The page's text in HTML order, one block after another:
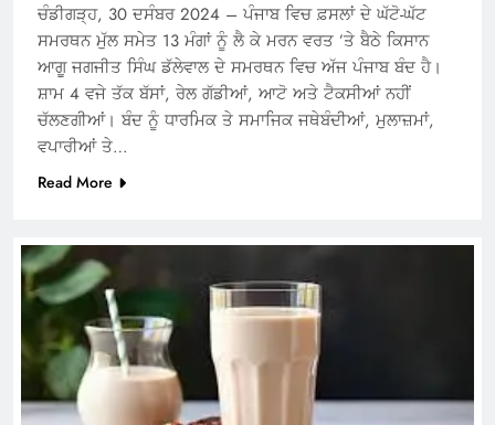
ਚੰਡੀਗੜ੍ਹ, 30 ਦਸੰਬਰ 2024 – ਪੰਜਾਬ ਵਿਚ ਫ਼ਸਲਾਂ ਦੇ ਘੱਟੋ-ਘੱਟ
ਸਮਰਥਨ ਮੁੱਲ ਸਮੇਤ 13 ਮੰਗਾਂ ਨੂੰ ਲੈ ਕੇ ਮਰਨ ਵਰਤ ’ਤੇ ਬੈਠੇ ਕਿਸਾਨ
ਆਗੂ ਜਗਜੀਤ ਸਿੰਘ ਡੱਲੇਵਾਲ ਦੇ ਸਮਰਥਨ ਵਿਚ ਅੱਜ ਪੰਜਾਬ ਬੰਦ ਹੈ।
ਸ਼ਾਮ 4 ਵਜੇ ਤੱਕ ਬੱਸਾਂ, ਰੇਲ ਗੱਡੀਆਂ, ਆਟੋ ਅਤੇ ਟੈਕਸੀਆਂ ਨਹੀਂ
ਚੱਲਣਗੀਆਂ। ਬੰਦ ਨੂੰ ਧਾਰਮਿਕ ਤੇ ਸਮਾਜਿਕ ਜਥੇਬੰਦੀਆਂ, ਮੁਲਾਜ਼ਮਾਂ,
ਵਪਾਰੀਆਂ ਤੇ…
Read More